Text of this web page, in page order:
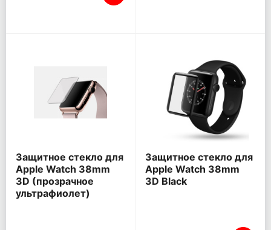
Защитное стекло для
Apple Watch 38mm
3D (прозрачное
ультрафиолет)
Защитное стекло для
Apple Watch 38mm
3D Black